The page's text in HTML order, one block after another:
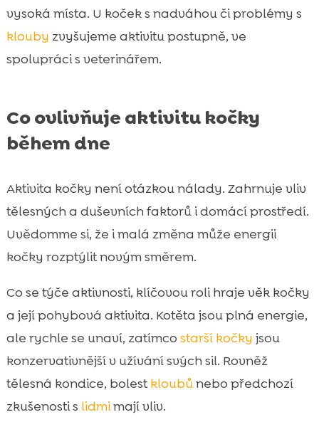
vysoká místa. U koček s nadváhou či problémy s
klouby zvyšujeme aktivitu postupně, ve
spolupráci s veterinářem.
Co ovlivňuje aktivitu kočky
během dne
Aktivita kočky není otázkou nálady. Zahrnuje vliv
tělesných a duševních faktorů i domácí prostředí.
Uvědomme si, že i malá změna může energii
kočky rozptýlit novým směrem.
Co se týče aktivnosti, klíčovou roli hraje věk kočky
a její pohybová aktivita. Kotěta jsou plná energie,
ale rychle se unaví, zatímco starší kočky jsou
konzervativnější v užívání svých sil. Rovněž
tělesná kondice, bolestkloubůnebo předchozí
zkušenosti s lidmimají vliv.